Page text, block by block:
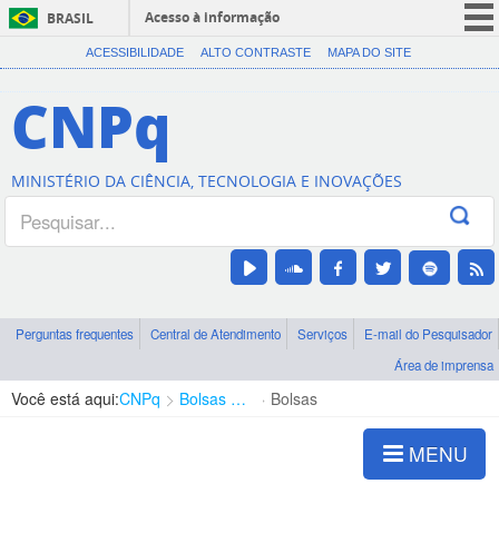
BRASIL
Acesso à informação
CORONAVÍRUS (COVID-19)
Canais
ACESSIBILIDADE ALTO CONTRASTE MAPA DO SITE
CNPq
MINISTÉRIO DA CIÊNCIA, TECNOLOGIA E INOVAÇÕES
Perguntas frequentes Central de Atendimento Serviços
E-mail do Pesquisador
Área de imprensa
Você está aqui:CNPq Bolsas e Auxílios Vigentes Bolsas
MENU